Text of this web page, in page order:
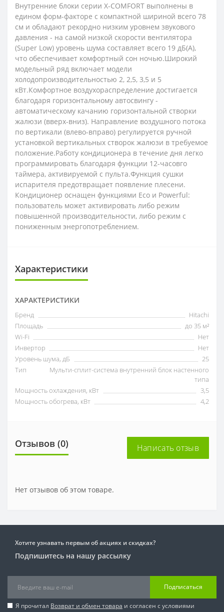
Внутренние блоки серии X-COMFORT выполнены в
едином форм-факторе с компактной шириной всего 78
см и обладают рекордно низким уровнем звукового
давления - на самой низкой скорости вентилятора
(Super Low) уровень шума составляет всего 19 дБ(А),
что обеспечивает комфортный сон ночью.Широкий
модельный ряд включает модели
холодопроизводительностью 2, 2,5, 3,5 и 5
кВт.Комфортное воздухораспределение достигается
благодаря горизонтальному автосвингу -
автоматическому качанию горизонтальной створки
жалюзи (вверх-вниз). Направление воздушного потока
по вертикали (влево-вправо) регулируется ручной
установкой вертикальных створок жалюзи в требуемое
положение.Работу кондиционера в течение дня легко
программировать благодаря функции 12-часовго
таймера, активируемой с пульта.Функция сушки
испарителя предотвращает появление плесени.
Кондиционер оснащен функциями Eco и Powerful:
пользователь может активировать либо режим
повышенной производительности, либо режим с
пониженным энергопотреблением.
Характеристики
ХАРАКТЕРИСТИКИ
Бренд
Hitachi
Площадь
до 35 м²
Wi-Fi
Нет
Инвертор
Нет
Уровень шума, дБ
25
Тип
Мульти-сплит-система внутренний блок настенного
типа
Мощность охлаждения, кВт
3,5
Мощность обогрева, кВт
4,2
Отзывов (0) Написать отзыв
Нет отзывов об этом товаре.
Хотите узнавать первым об акциях и скидках?
Подпишитесь на нашу рассылку
Подписаться
Я прочитал Возврат и обмен товара и согласен с условиями